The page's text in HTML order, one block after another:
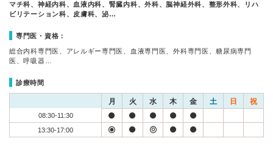
マチ科、神経内科、血液内科、腎臓内科、外科、脳神経外科、整形外科、リハ
ビリテーション科、皮膚科、泌…
専門医・資格：
総合内科専門医、アレルギー専門医、血液専門医、外科専門医、糖尿病専門
医、呼吸器…
診療時間
月 火 水 木 金 土 日 祝
08:30-11:30
13:30-17:00